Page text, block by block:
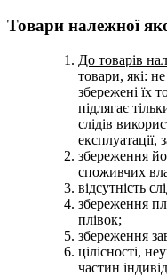
Товари належної
До товарів
товари, які:
збережені їх
підлягає
слідів
експлуатації,
збереження
споживчих
відсутність
збереження
плівок;
збереження
цілісності,
частин